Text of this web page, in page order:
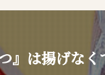
』は揚げな